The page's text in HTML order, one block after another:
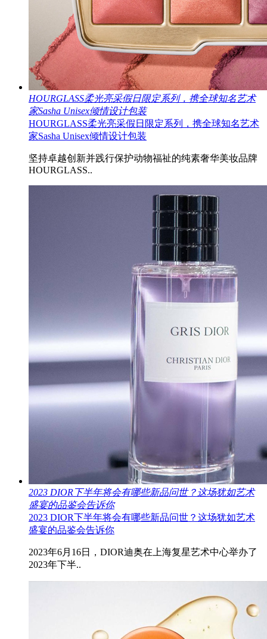
HOURGLASS柔光亮采假日限定系列，携全球知名艺术
家Sasha Unisex倾情设计包装
HOURGLASS柔光亮采假日限定系列，携全球知名艺术
家Sasha Unisex倾情设计包装
坚持卓越创新并践行保护动物福祉的纯素奢华美妆品牌
HOURGLASS..
2023 DIOR下半年将会有哪些新品问世？这场犹如艺术
盛宴的品鉴会告诉你
2023 DIOR下半年将会有哪些新品问世？这场犹如艺术
盛宴的品鉴会告诉你
2023年6月16日，DIOR迪奥在上海复星艺术中心举办了
2023年下半..